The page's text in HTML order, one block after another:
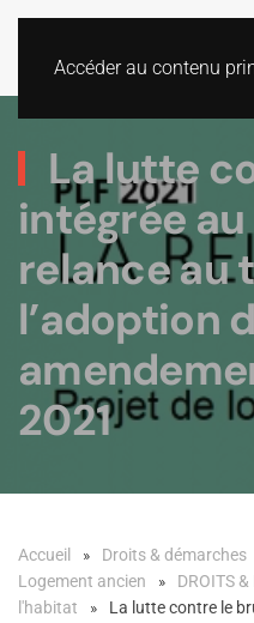
Accéder au contenu
La lutte
intégrée
relance au
l’adoption
2021
Accueil Droits & démarches
Logement ancien
DROITS
l'habitat
La lutte contre le